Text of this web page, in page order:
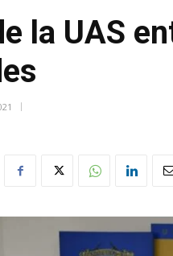
la UAS